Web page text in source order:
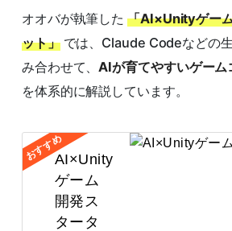
オオバが執筆した「AI×Unityゲー
ット」では、Claude Codeなどの
み合わせて、AIが育てやすいゲーム
を体系的に解説しています。
AI×Unity
ゲーム
開発ス
タータ